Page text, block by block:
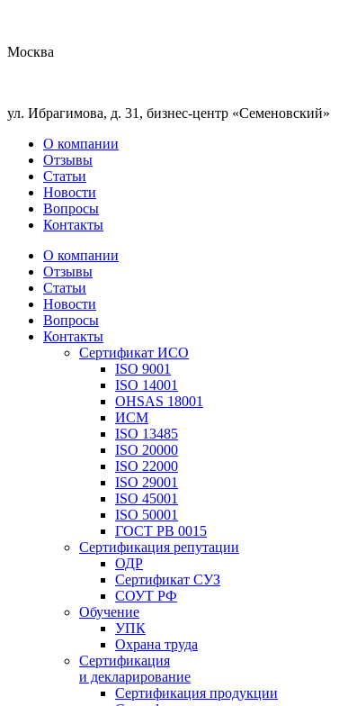
Москва
ул. Ибрагимова, д. 31, бизнес-центр «Семеновский»
О компании
Отзывы
Статьи
Новости
Вопросы
Контакты
О компании
Отзывы
Статьи
Новости
Вопросы
Контакты
Сертификат ИСО
ISO 9001
ISO 14001
OHSAS 18001
ИСМ
ISO 13485
ISO 20000
ISO 22000
ISO 29001
ISO 45001
ISO 50001
ГОСТ РВ 0015
Сертификация репутации
ОДР
Сертификат СУЗ
СОУТ РФ
Обучение
УПК
Охрана труда
Сертификация
и декларирование
Сертификация продукции